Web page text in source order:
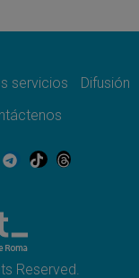
León señalará
no cesa: 300
servicios
Difusión
Reserved.